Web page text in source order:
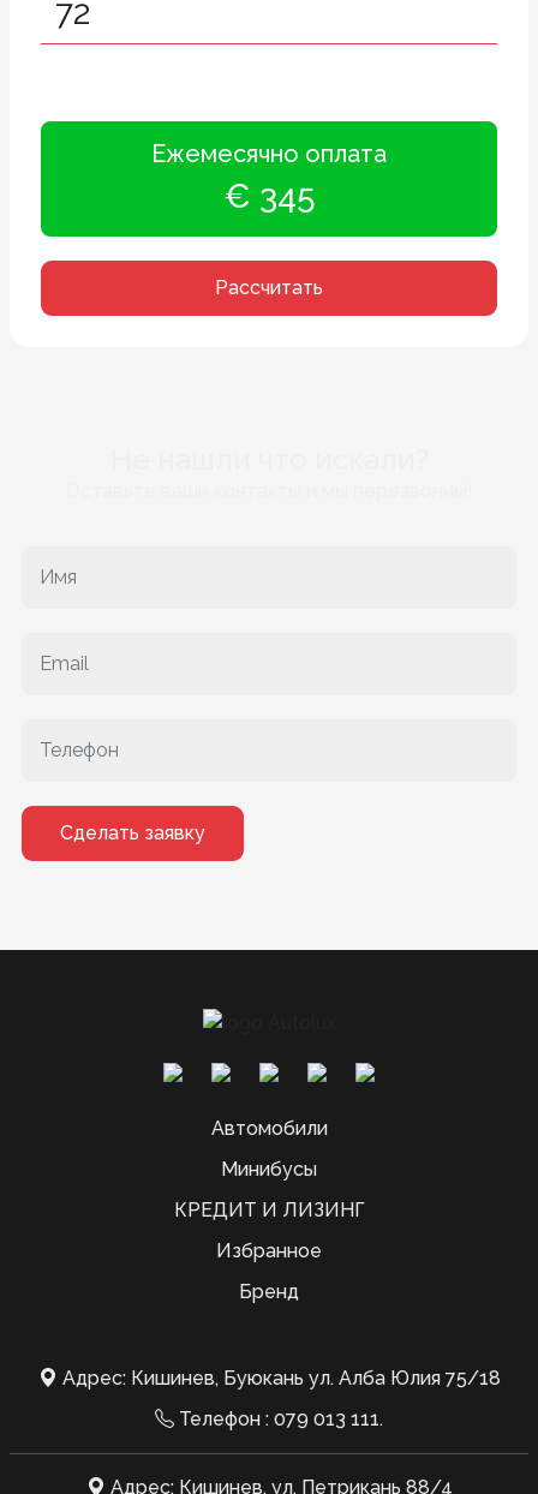
Ежемесячно оплата
€ 345
Рассчитать
Сделать заявку
Автомобили
Минибусы
КРЕДИТ И ЛИЗИНГ
Избранное
Бренд
Адрес: Кишинев, Буюкань ул. Алба Юлия 75/18
Телефон : 079 013 111.
Адрес: Кишинев, ул. Петрикань 88/4